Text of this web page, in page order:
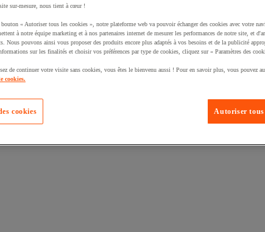
un produit à votre panier :
sur-mesure, nous tient à cœur !
« Autoriser tous les cookies », notre plateforme web va pouvoir échanger des cookies avec votre
à notre équipe marketing et à nos partenaires internet de mesurer les performances de notre site, et
Nous pouvons ainsi vous proposer des produits encore plus adaptés à vos besoins et de la publicité
sur les finalités et choisir vos préférences par type de cookies, cliquez sur « Paramètres des
de continuer votre visite sans cookies, vous êtes le bienvenu aussi ! Pour en savoir plus, vous pouvez
cookies.
Autoriser tous
cookies